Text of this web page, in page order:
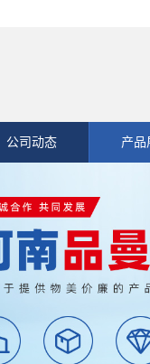
公司动态 产品